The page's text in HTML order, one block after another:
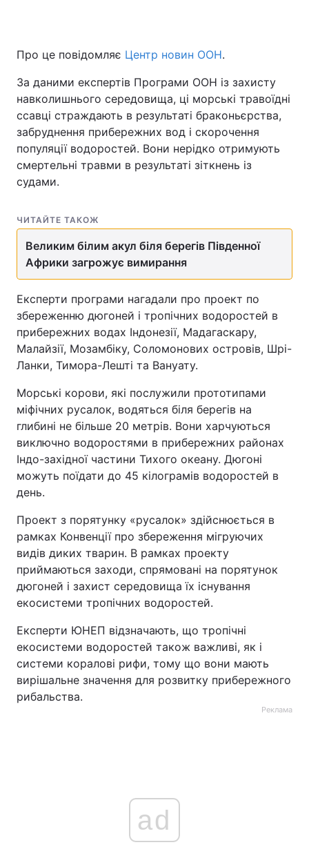
Про це повідомляє Центр новин ООН.
За даними експертів Програми ООН із захисту
навколишнього середовища, ці морські травоїдні
ссавці страждають в результаті браконьєрства,
забруднення прибережних вод і скорочення
популяції водоростей. Вони нерідко отримують
смертельні травми в результаті зіткнень із
судами.
ЧИТАЙТЕ ТАКОЖ
Великим білим акул біля берегів Південної
Африки загрожує вимирання
Експерти програми нагадали про проект по
збереженню дюгоней і тропічних водоростей в
прибережних водах Індонезії, Мадагаскару,
Малайзії, Мозамбіку, Соломонових островів, Шрі-
Ланки, Тимора-Лешті та Вануату.
Морські корови, які послужили прототипами
міфічних русалок, водяться біля берегів на
глибині не більше 20 метрів. Вони харчуються
виключно водоростями в прибережних районах
Індо-західної частини Тихого океану. Дюгоні
можуть поїдати до 45 кілограмів водоростей в
день.
Проект з порятунку «русалок» здійснюється в
рамках Конвенції про збереження мігруючих
видів диких тварин. В рамках проекту
приймаються заходи, спрямовані на порятунок
дюгоней і захист середовища їх існування
екосистеми тропічних водоростей.
Експерти ЮНЕП відзначають, що тропічні
екосистеми водоростей також важливі, як і
системи коралові рифи, тому що вони мають
вирішальне значення для розвитку прибережного
рибальства.
Реклама
ad